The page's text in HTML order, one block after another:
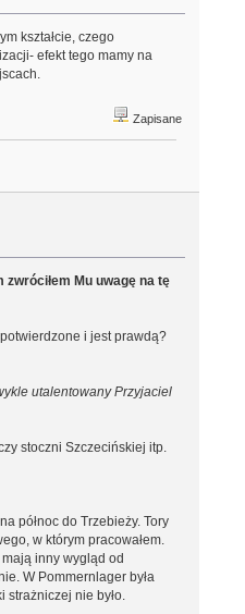
kształcie, czego
efekt tego mamy na
Zapisane
Mu uwagę na tę
i jest prawdą?
utalentowany Przyjaciel
stoczni Szczecińskiej itp.
północ do Trzebieży. Tory
w którym pracowałem.
inny wygląd od
W Pommernlager była
strażniczej nie było.